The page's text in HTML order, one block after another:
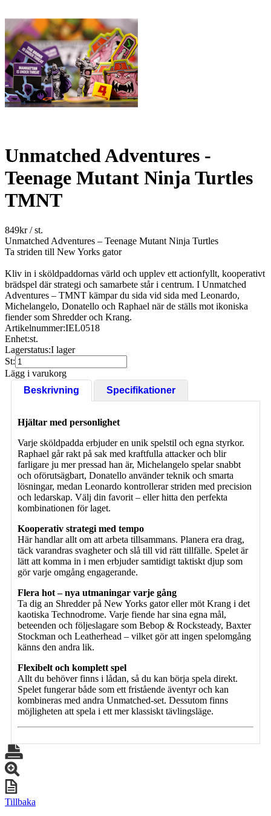
Unmatched Adventures -
Teenage Mutant Ninja Turtles
TMNT
849kr/ st.
Unmatched Adventures – Teenage Mutant Ninja Turtles
Ta striden till New Yorks gator
Kliv in i sköldpaddornas värld och upplev ett actionfyllt, kooperativt
brädspel där strategi och samarbete står i centrum. I Unmatched
Adventures – TMNT kämpar du sida vid sida med Leonardo,
Michelangelo, Donatello och Raphael när de ställs mot ikoniska
fiender som Shredder och Krang.
Artikelnummer:IEL0518
Enhet:st.
Lagerstatus:I lager
St:
Lägg i varukorg
Beskrivning
Specifikationer
Hjältar med personlighet
Varje sköldpadda erbjuder en unik spelstil och egna styrkor.
Raphael går rakt på sak med kraftfulla attacker och blir
farligare ju mer pressad han är, Michelangelo spelar snabbt
och oförutsägbart, Donatello använder teknik och smarta
lösningar, medan Leonardo kontrollerar striden med precision
och ledarskap. Välj din favorit – eller hitta den perfekta
kombinationen för laget.
Kooperativ strategi med tempo
Här handlar allt om att arbeta tillsammans. Planera era drag,
täck varandras svagheter och slå till vid rätt tillfälle. Spelet är
lätt att komma in i men erbjuder samtidigt taktiskt djup som
gör varje omgång engagerande.
Flera hot – nya utmaningar varje gång
Ta dig an Shredder på New Yorks gator eller möt Krang i det
kaotiska Technodrome. Varje fiende har sina egna mål,
beteenden och följeslagare som Bebop & Rocksteady, Baxter
Stockman och Leatherhead – vilket gör att ingen spelomgång
känns den andra lik.
Flexibelt och komplett spel
Allt du behöver finns i lådan, så du kan börja spela direkt.
Spelet fungerar både som ett fristående äventyr och kan
kombineras med andra Unmatched-set. Dessutom finns
möjligheten att spela i ett mer klassiskt tävlingsläge.
Tillbaka